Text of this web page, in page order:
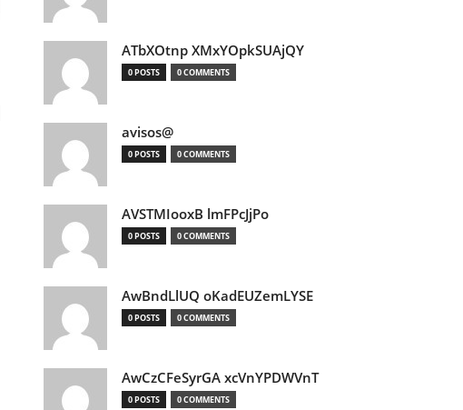
ATbXOtnp XMxYOpkSUAjQY
0 POSTS 0 COMMENTS
avisos@
0 POSTS 0 COMMENTS
AVSTMIooxB lmFPcJjPo
0 POSTS 0 COMMENTS
AwBndLlUQ oKadEUZemLYSE
0 POSTS 0 COMMENTS
AwCzCFeSyrGA xcVnYPDWVnT
0 POSTS 0 COMMENTS